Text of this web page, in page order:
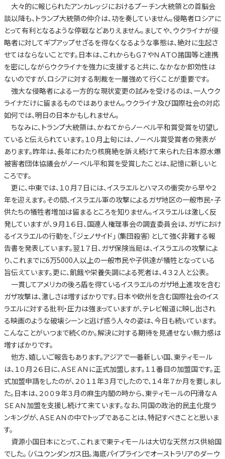
大々的に報じられたアンカレッジにおけるプーチン大統領との首脳会
談以降も、トランプ大統領の仲介は、功を奏していません。侵略者ロシアに
とって有利となるような停戦などありえません。ましてや、ウクライナが侵
略者に対してギブアップせざるを得なくなるような事態は、絶対に生起さ
せてはならないことです。日本は、これからもＧ７やＮＡＴＯ諸国等と連携
を密にしながらウクライナを強力に支援すると共に、なかなか即効性は
ないのですが、ロシアに対する制裁を一層強めて行くことが重要です。
強大な侵略者による一方的な現状変更の試みを受けるのは、一人ウク
ライナだけに留まるものではありません。ウクライナ及び国際社会の対応
如何では、明日の日本かもしれません。
ちなみに、トランプ大統領は、かねてからノーベル平和賞受賞を切望し
ていると伝えられています。１０月上旬には、ノーベル賞受賞者の発表が
あります。昨年は、長年にわたり核廃絶を訴え続けて来られた日本原水爆
被害者団体協議会がノーベル平和賞を受賞したことは、記憶に新しいと
ころです。
更に、中東では、１０月７日には、イスラエルとハマスの衝突から早や２
年を迎えます。その間、イスラエル軍の攻撃によるガザ地区の一般市民・子
供たちの犠牲者増加は留まるところを知りません。イスラエルは激しく反
発していますが、９月１６日、国連人権理事会の調査委員会は、ガザにおけ
るイスラエルの行動を、「ジェノサイド」（集団殺害）として強く非難する報
告書を発表しています。翌１７日、ガザ保険当局は、イスラエルの攻撃によ
り、これまでに6万5000人以上の一般市民や子供達が犠牲となっている
旨伝えています。更に、飢餓や栄養失調による死者は、４３２人と公表。
一貫してアメリカの後ろ盾を得ているイスラエルのガザ地上進攻を含む
ガザ攻撃は、激しさは増すばかりです。日本や欧州を含む国際社会のイス
ラエルに対する批判・圧力は強まっていますが、テレビ報道に映し出され
る映画のような破壊シーンと逃げ惑う人々の姿は、今日も続いています。
こんなことがいつまで続くのか。解決に対する期待を見通せない無力感は
増すばかりです。
他方、嬉しいご報告もあります。アジアで一番新しい国、東ティモール
は、１０月２６日に、ＡＳＥＡＮに正式加盟します。１１番目の加盟国です。正
式加盟申請をしたのが、２０１１年３月でしたので、１４年７か月を要しまし
た。日本は、２００９年３月の麻生内閣の時から、東ティモールの円滑なＡ
ＳＥＡＮ加盟を支援し続けて来ています。なお、同国の政治的民主化度ラ
ンキングが、ＡＳＥＡＮの中でトップであることは、特記すべきことと思いま
す。
資源小国日本にとって、これまで東ティモールは大切な天然ガス供給国
でした。（バユウンダンガス田。海底パイプラインでオーストラリアのダーウ